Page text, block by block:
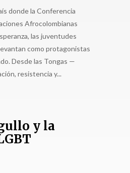
donde la Conferencia
Afrocolombianas
las juventudes
como protagonistas
Desde las Tongas —
resistencia y...
y la